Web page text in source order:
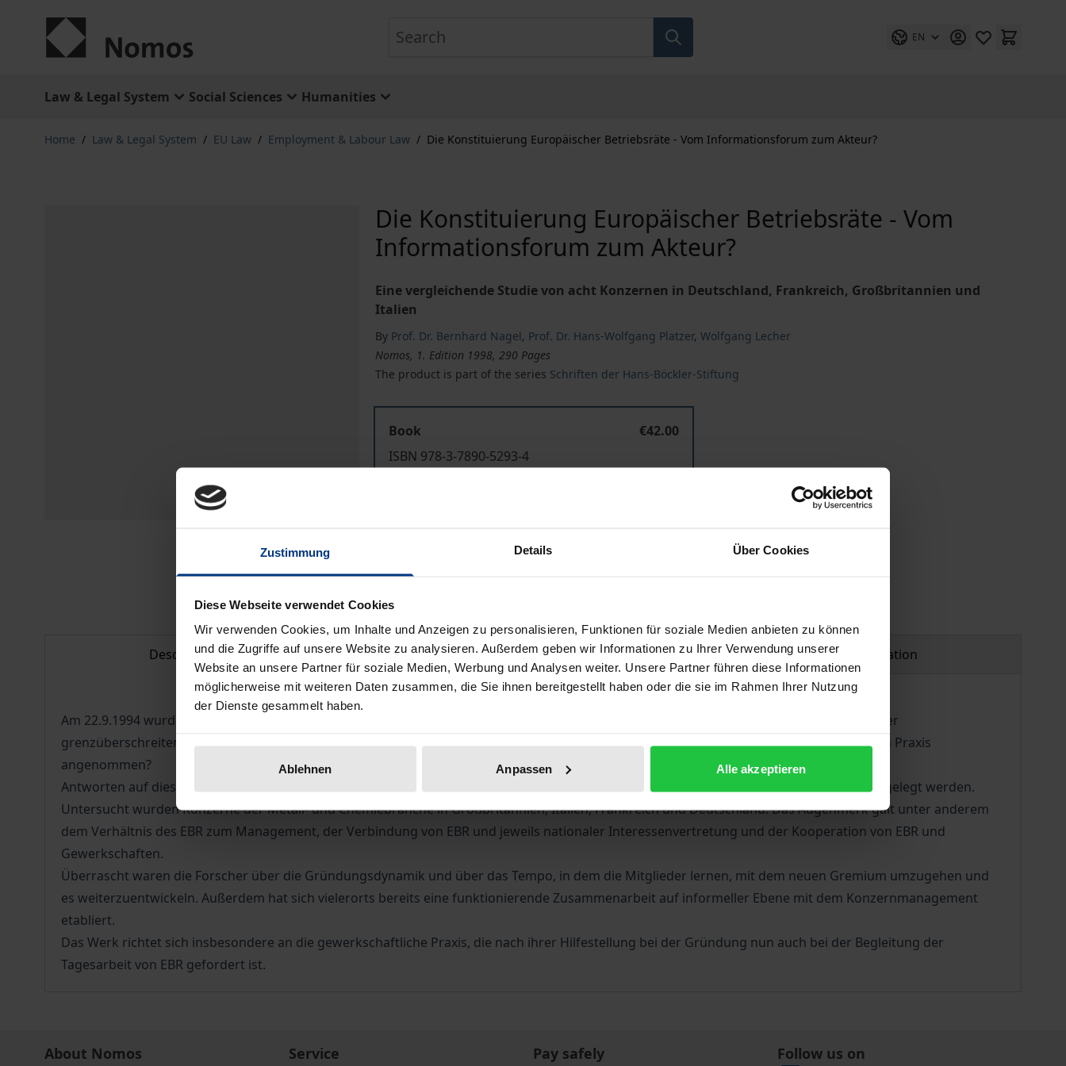
Zustimmung Details Über Cookies
Diese Webseite verwendet Cookies
Wir verwenden Cookies, um Inhalte und Anzeigen zu personalisieren, Funktionen für soziale Medien anbieten zu können
und die Zugriffe auf unsere Website zu analysieren. Außerdem geben wir Informationen zu Ihrer Verwendung unserer
Website an unsere Partner für soziale Medien, Werbung und Analysen weiter. Unsere Partner führen diese Informationen
möglicherweise mit weiteren Daten zusammen, die Sie ihnen bereitgestellt haben oder die sie im Rahmen Ihrer Nutzung
der Dienste gesammelt haben.
Ablehnen Anpassen Alle akzeptieren
EN
Law & Legal System Social Sciences Humanities
Home / Law & Legal System / EU Law / Employment & Labour Law / Die Konstituierung Europäischer Betriebsräte - Vom Informationsforum zum Akteur?
Die Konstituierung Europäischer Betriebsräte - Vom
Informationsforum zum Akteur?
Eine vergleichende Studie von acht Konzernen in Deutschland, Frankreich, Großbritannien und
Italien
By Prof. Dr. Bernhard Nagel, Prof. Dr. Hans-Wolfgang Platzer,Wolfgang Lecher
Nomos, 1. Edition 1998, 290 Pages
The product is part of the series Schriften der Hans-Böckler-Stiftung
Book
€42.00
ISBN 978-3-7890-5293-4
Add to Wish List
Delivery cost notice
Description Bibliographical data Product safety information
Am 22.9.1994 wurde die Richtlinie über Europäische Betriebsräte vom Rat der Europäischen Union verabschiedet. Sie schafft ein System der
grenzüberschreitenden Mitwirkung der Arbeitnehmer in europaweit tätigen Unternehmen. Wird die neue Einrichtung in der betrieblichen Praxis
angenommen?
Antworten auf diese und andere Fragen lieferte ein konzern- und länderübergreifendes Forschungsprojekt, dessen Resultate hiermit vorgelegt werden.
Untersucht wurden Konzerne der Metall- und Chemiebranche in Großbritannien, Italien, Frankreich und Deutschland. Das Augenmerk galt unter anderem
dem Verhältnis des EBR zum Management, der Verbindung von EBR und jeweils nationaler Interessenvertretung und der Kooperation von EBR und
Gewerkschaften.
Überrascht waren die Forscher über die Gründungsdynamik und über das Tempo, in dem die Mitglieder lernen, mit dem neuen Gremium umzugehen und
es weiterzuentwickeln. Außerdem hat sich vielerorts bereits eine funktionierende Zusammenarbeit auf informeller Ebene mit dem Konzernmanagement
etabliert.
Das Werk richtet sich insbesondere an die gewerkschaftliche Praxis, die nach ihrer Hilfestellung bei der Gründung nun auch bei der Begleitung der
Tagesarbeit von EBR gefordert ist.
About Nomos Service Pay safely Follow us on